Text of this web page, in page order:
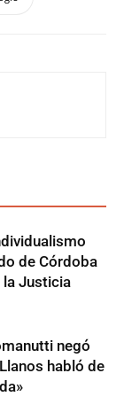
de Córdoba
la Justicia
negó
habló de